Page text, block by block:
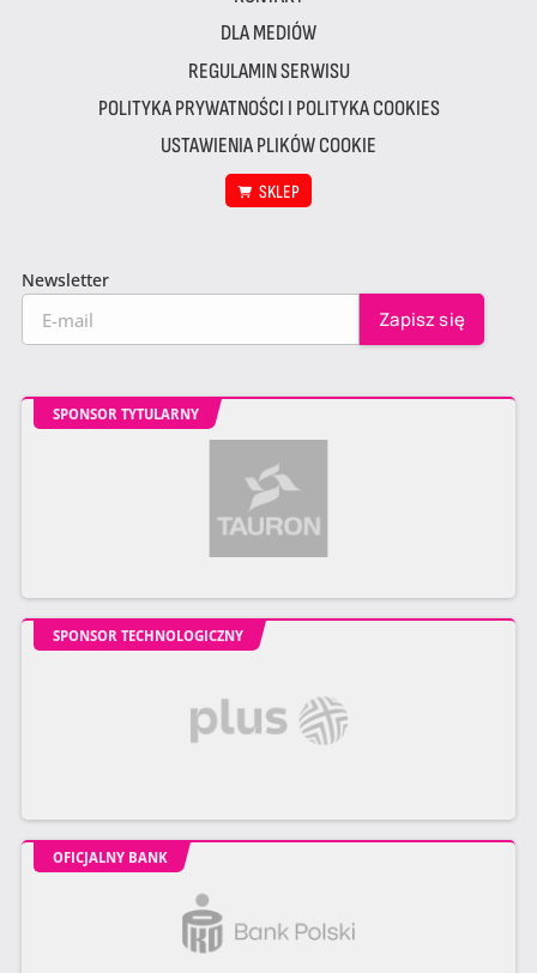
DLA MEDIÓW
REGULAMIN SERWISU
POLITYKA PRYWATNOŚCI I POLITYKA COOKIES
USTAWIENIA PLIKÓW COOKIE
SKLEP
Newsletter
SPONSOR TYTULARNY
SPONSOR TECHNOLOGICZNY
OFICJALNY BANK